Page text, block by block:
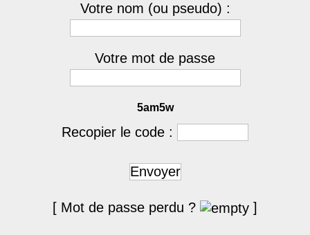
Votre nom (ou pseudo) :
Votre mot de passe
5am5w
Recopier le code :
Envoyer
[ Mot de passe perdu ? ]